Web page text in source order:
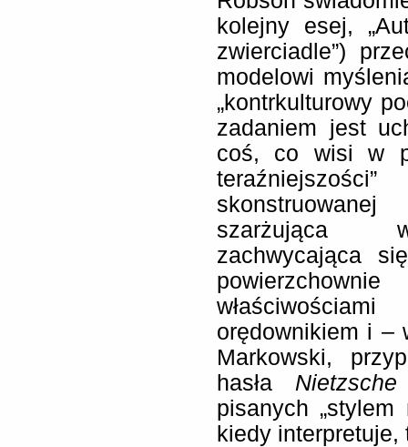
kolejny esej,
zwierciadle”)
modelowi
„kontrkulturowy
zadaniem jest
coś, co wisi w
szarżująca
zachwycająca
orędownikiem i –
Markowski,
hasła
pisanych
kiedy interpretuje,